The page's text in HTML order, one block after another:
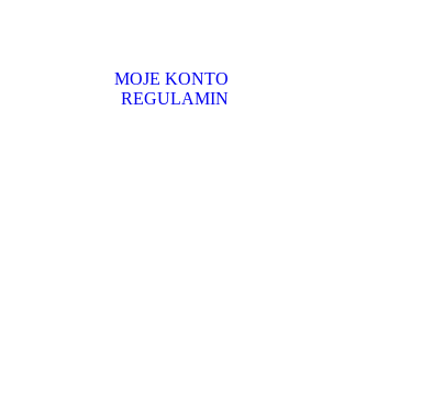
MOJE KONTO
REGULAMIN